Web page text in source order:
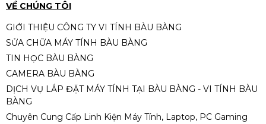
VỀ CHÚNG TÔI
GIỚI THIỆU CÔNG TY VI TÍNH BÀU BÀNG
SỬA CHỮA MÁY TÍNH BÀU BÀNG
TIN HỌC BÀU BÀNG
CAMERA BÀU BÀNG
DỊCH VỤ LẮP ĐẶT MÁY TÍNH TẠI BÀU BÀNG - VI TÍNH BÀU
BÀNG
Chuyên Cung Cấp Linh Kiện Máy Tính, Laptop, PC Gaming